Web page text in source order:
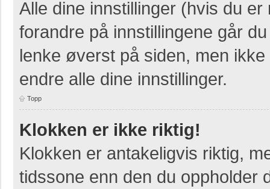
Alle dine innstillinger (hvis du
forandre på innstillingene går
lenke øverst på siden, men
endre alle dine innstillinger.
Topp
Klokken er ikke riktig!
Klokken er antakeligvis riktig,
tidssone enn den du oppholder